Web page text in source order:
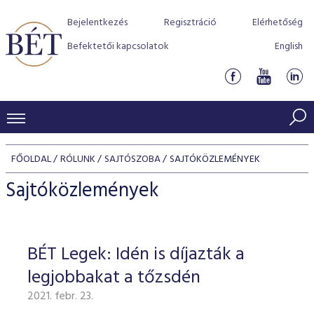
Bejelentkezés Regisztráció
Elérhetőség
Befektetői kapcsolatok
English
KERESKEDÉSI ADATOK
INDEXEK
Jelzáloglevél indexek
Vállalati kötvény indexek
Azonnali Piac
Részvények
Származékos piac
BEFEKTETŐK
Részvény szekció
Hitelpapír szekció
Szabályozás
BÉT szabályzatok
Befektetővédelem
Alkalmazott díjstruktúra
Elszámolás
Részvény és vállalati kötvény tőzsdei bevezetését
program
BÉT Xtend - Részvénypiac egyszerűen
TŐZSDETAGOK
Tőzsdetagok, üzletkötők
VENDOROK
FŐOLDAL RÓLUNK SAJTÓSZOBA SAJTÓKÖZLEMÉNYEK
Sajtóközlemények
BÉT Legek: Idén is díjazták a
legjobbakat a tőzsdén
2021. febr. 23.